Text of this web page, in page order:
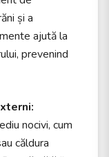
și a
ajută la
prevenind
nocivi, cum
căldura